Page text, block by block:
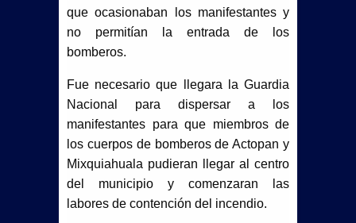
protección animal
Y ANUNCIA NUEVAS OBRAS
¡FUERTE GOLPE EN MATAMOROS!
ARMAMENTO
que ocasionaban los manifestantes y
no permitían la entrada de los
bomberos.
Fue necesario que llegara la Guardia
Nacional para dispersar a los
manifestantes para que miembros de
los cuerpos de bomberos de Actopan y
Mixquiahuala pudieran llegar al centro
del municipio y comenzaran las
labores de contención del incendio.